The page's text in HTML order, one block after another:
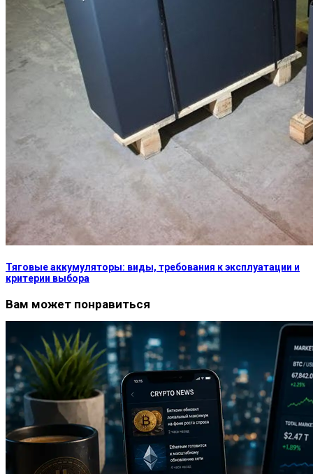
Тяговые аккумуляторы: виды, требования к эксплуатации и
критерии выбора
Вам может понравиться